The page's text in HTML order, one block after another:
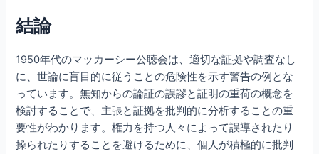
結論
1950年代のマッカーシー公聴会は、適切な証拠や調査なし
に、世論に盲目的に従うことの危険性を示す警告の例とな
っています。無知からの論証の誤謬と証明の重荷の概念を
検討することで、主張と証拠を批判的に分析することの重
要性がわかります。権力を持つ人々によって誤導されたり
操られたりすることを避けるために、個人が積極的に批判